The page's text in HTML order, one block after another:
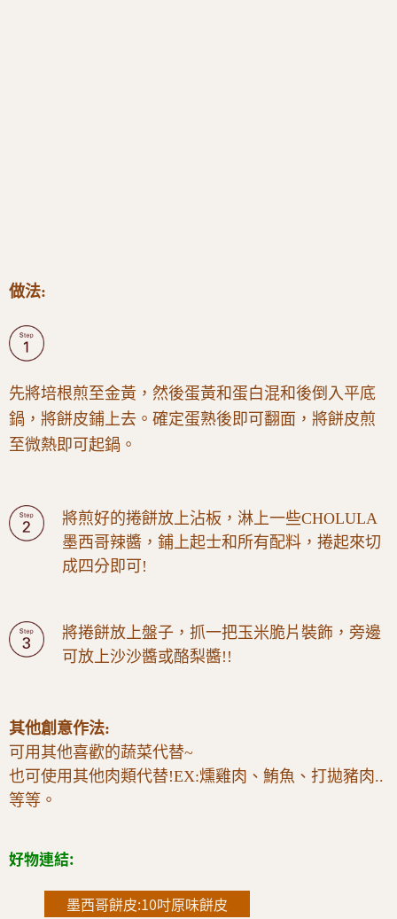
做法:
先將培根煎至金黃，然後蛋黃和蛋白混和後倒入平底
鍋，將餅皮鋪上去。確定蛋熟後即可翻面，將餅皮煎
至微熱即可起鍋。
將煎好的捲餅放上沾板，淋上一些CHOLULA
墨西哥辣醬，鋪上起士和所有配料，捲起來切
成四分即可!
將捲餅放上盤子，抓一把玉米脆片裝飾，旁邊
可放上沙沙醬或酪梨醬!!
其他創意作法:
可用其他喜歡的蔬菜代替~
也可使用其他肉類代替!EX:燻雞肉、鮪魚、打拋豬肉..
等等。
好物連結:
墨西哥餅皮:10吋原味餅皮